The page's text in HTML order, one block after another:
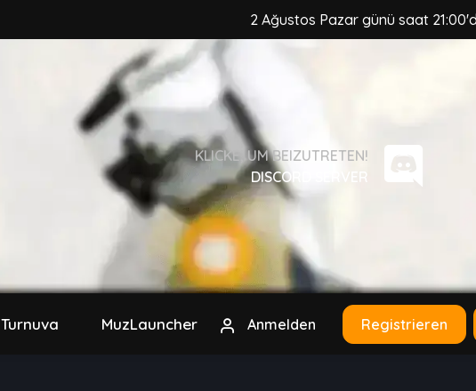
2 Ağustos Pazar günü saat 21:00'da,
KLICKE, UM BEIZUTRETEN!
DISCORD SERVER
Anmelden Registrieren
Turnuva MuzLauncher